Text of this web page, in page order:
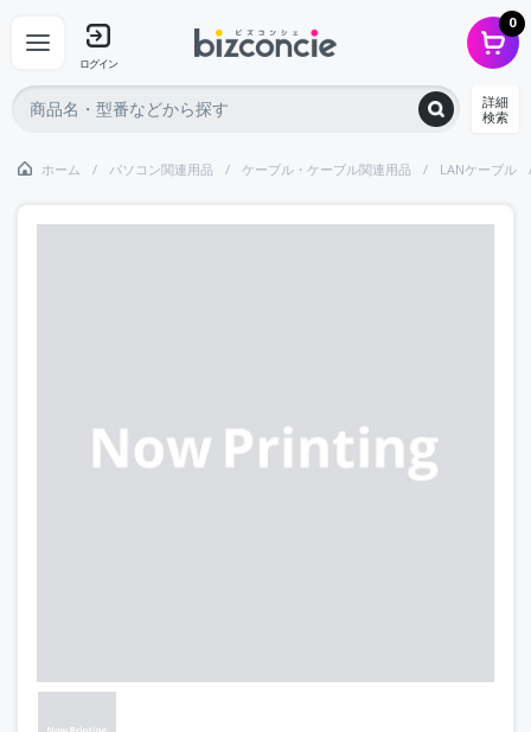
ログイン
0
詳細
検索
ホーム パソコン関連用品 ケーブル・ケーブル関連用品 LANケーブル